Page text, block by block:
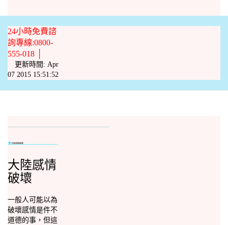
24小時免費諮
詢專線:0800-
555-018 │
更新時間: Apr
07 2015 15:51:52
大陸感情
破壞
一般人可能以為
破壞感情是件不
道德的事，但這